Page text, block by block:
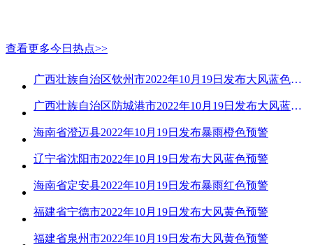
查看更多今日热点>>
广西壮族自治区钦州市2022年10月19日发布大风蓝色预警
广西壮族自治区防城港市2022年10月19日发布大风蓝色预警
海南省澄迈县2022年10月19日发布暴雨橙色预警
辽宁省沈阳市2022年10月19日发布大风蓝色预警
海南省定安县2022年10月19日发布暴雨红色预警
福建省宁德市2022年10月19日发布大风黄色预警
福建省泉州市2022年10月19日发布大风黄色预警